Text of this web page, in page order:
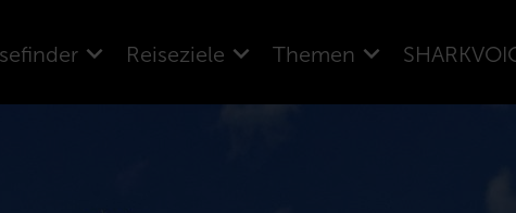
Reiseziele Themen